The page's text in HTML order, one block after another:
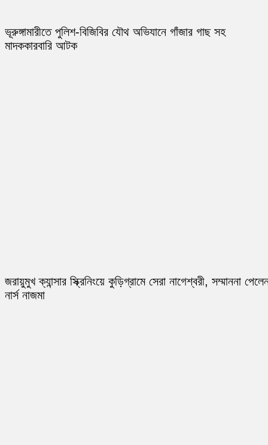
ভূরুঙ্গামারীতে পুলিশ-বিজিবির যৌথ অভিযানে গাঁজার গাছ সহ
মাদককারবারি আটক
জরায়ুমুখ ক্যান্সার স্ক্রিনিংয়ে কুড়িগ্রামে সেরা নাগেশ্বরী, সম্মাননা
নার্স নাজমা